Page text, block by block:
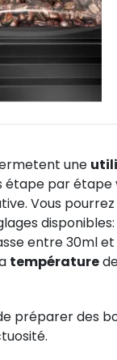
une
étape par étape
Vous
entre 30ml et
température
préparer des